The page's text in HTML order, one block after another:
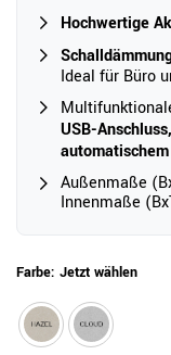
Hochwertige
Ideal für Büro
USB-
Außenmaße
Innenmaße
Farbe: Jetzt wählen